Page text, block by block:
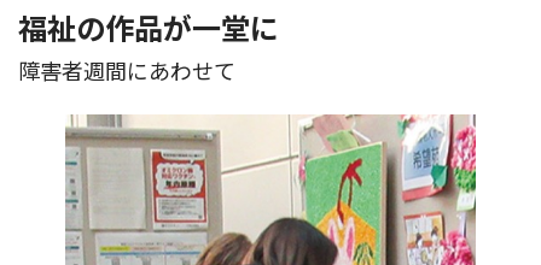
福祉の作品が一堂に
障害者週間にあわせて